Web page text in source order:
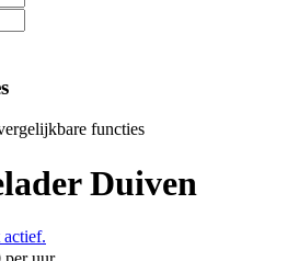
functies
Duiven
actief.